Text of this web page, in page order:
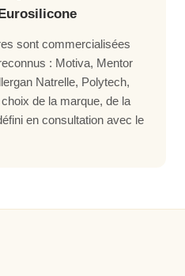
sont commercialisées
: Motiva, Mentor
Natrelle, Polytech,
de la marque, de la
en consultation avec le